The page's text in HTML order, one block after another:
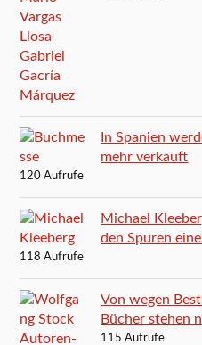
In Spanien
mehr verkauft
120 Aufrufe
Michael
den Spuren
118 Aufrufe
Von wegen
Bücher stehen
115 Aufrufe